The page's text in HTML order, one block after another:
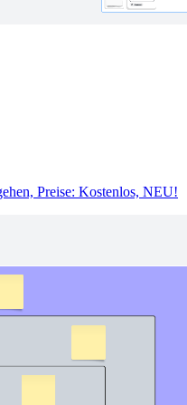
Preise: Kostenlos, NEU!